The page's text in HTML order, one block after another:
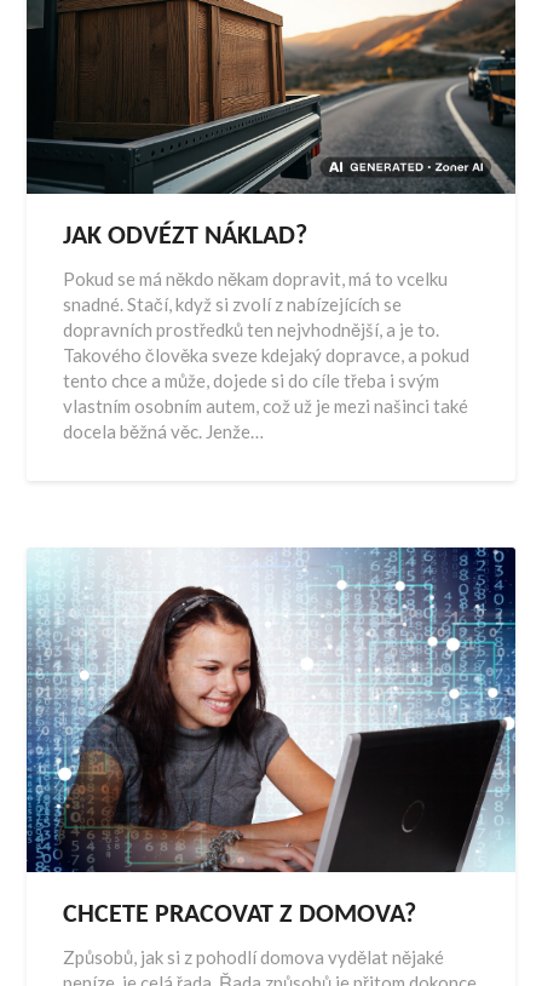
JAK ODVÉZT NÁKLAD?
Pokud se má někdo někam dopravit, má to vcelku
snadné. Stačí, když si zvolí z nabízejících se
dopravních prostředků ten nejvhodnější, a je to.
Takového člověka sveze kdejaký dopravce, a pokud
tento chce a může, dojede si do cíle třeba i svým
vlastním osobním autem, což už je mezi našinci také
docela běžná věc. Jenže…
CHCETE PRACOVAT Z DOMOVA?
Způsobů, jak si z pohodlí domova vydělat nějaké